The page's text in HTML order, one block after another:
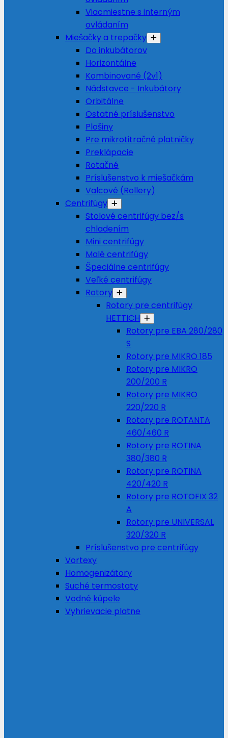
Viacmiestne s interným
ovládaním
Miešačky a trepačky
Do inkubátorov
Horizontálne
Kombinované (2v1)
Nádstavce - Inkubátory
Orbitálne
Ostatné príslušenstvo
Plošiny
Pre mikrotitračné platničky
Preklápacie
Rotačné
Príslušenstvo k miešačkám
Valcové (Rollery)
Centrifúgy
Stolové centrifúgy bez/s
chladením
Mini centrifúgy
Malé centrifúgy
Špeciálne centrifúgy
Veľké centrifúgy
Rotory
Rotory pre centrifúgy
HETTICH
Rotory pre EBA 280/280
S
Rotory pre MIKRO 185
Rotory pre MIKRO
200/200 R
Rotory pre MIKRO
220/220 R
Rotory pre ROTANTA
460/460 R
Rotory pre ROTINA
380/380 R
Rotory pre ROTINA
420/420 R
Rotory pre ROTOFIX 32
A
Rotory pre UNIVERSAL
320/320 R
Príslušenstvo pre centrifúgy
Vortexy
Homogenizátory
Suché termostaty
Vodné kúpele
Vyhrievacie platne